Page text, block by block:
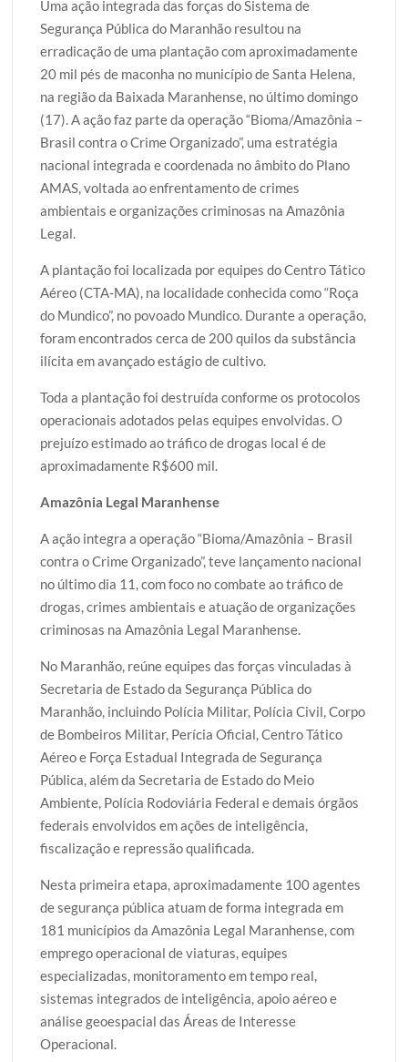
i
t
t
e
r
c
e
b
o
o
k
a
t
s
A
p
p
o
g
g
e
r
a
r
e
Uma ação integrada das forças do Sistema de
Segurança Pública do Maranhão resultou na
erradicação de uma plantação com aproximadamente
20 mil pés de maconha no município de Santa Helena,
na região da Baixada Maranhense, no último domingo
(17). A ação faz parte da operação “Bioma/Amazônia –
Brasil contra o Crime Organizado”, uma estratégia
nacional integrada e coordenada no âmbito do Plano
AMAS, voltada ao enfrentamento de crimes
ambientais e organizações criminosas na Amazônia
Legal.
A plantação foi localizada por equipes do Centro Tático
Aéreo (CTA-MA), na localidade conhecida como “Roça
do Mundico”, no povoado Mundico. Durante a operação,
foram encontrados cerca de 200 quilos da substância
ilícita em avançado estágio de cultivo.
Toda a plantação foi destruída conforme os protocolos
operacionais adotados pelas equipes envolvidas. O
prejuízo estimado ao tráfico de drogas local é de
aproximadamente R$600 mil.
Amazônia Legal Maranhense
A ação integra a operação “Bioma/Amazônia – Brasil
contra o Crime Organizado”, teve lançamento nacional
no último dia 11, com foco no combate ao tráfico de
drogas, crimes ambientais e atuação de organizações
criminosas na Amazônia Legal Maranhense.
No Maranhão, reúne equipes das forças vinculadas à
Secretaria de Estado da Segurança Pública do
Maranhão, incluindo Polícia Militar, Polícia Civil, Corpo
de Bombeiros Militar, Perícia Oficial, Centro Tático
Aéreo e Força Estadual Integrada de Segurança
Pública, além da Secretaria de Estado do Meio
Ambiente, Polícia Rodoviária Federal e demais órgãos
federais envolvidos em ações de inteligência,
fiscalização e repressão qualificada.
Nesta primeira etapa, aproximadamente 100 agentes
de segurança pública atuam de forma integrada em
181 municípios da Amazônia Legal Maranhense, com
emprego operacional de viaturas, equipes
especializadas, monitoramento em tempo real,
sistemas integrados de inteligência, apoio aéreo e
análise geoespacial das Áreas de Interesse
Operacional.